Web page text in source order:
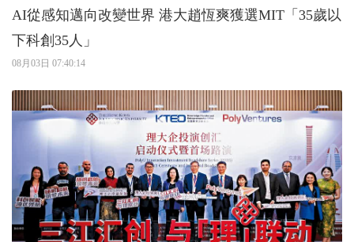
AI從感知邁向改變世界 港大趙恆爽獲選MIT「35歲以
下科創35人」
08月03日 07:40:14